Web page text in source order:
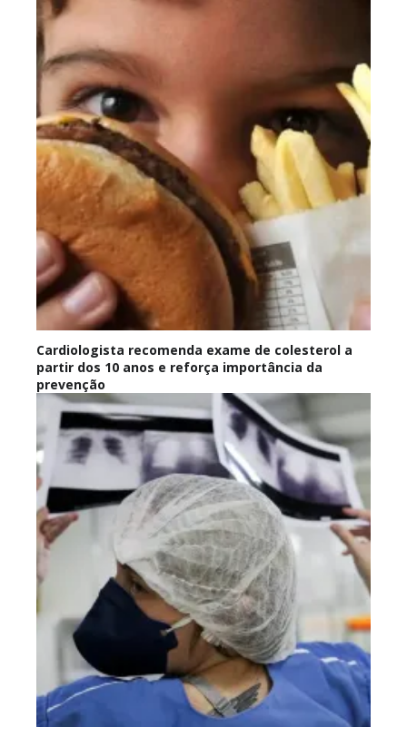
Cardiologista recomenda exame de colesterol a
partir dos 10 anos e reforça importância da
prevenção